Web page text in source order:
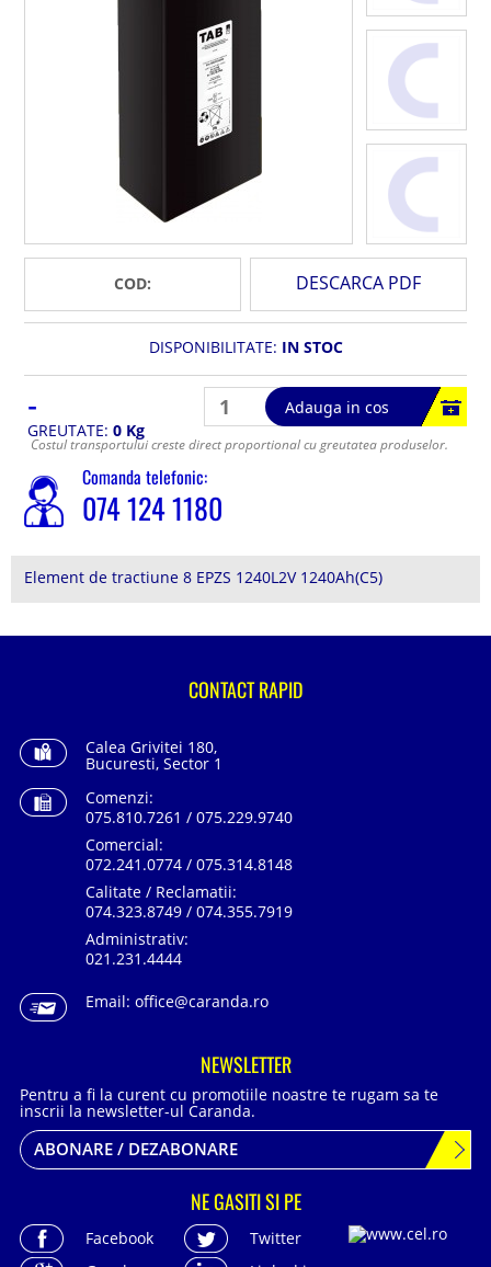
COD: DESCARCA PDF
DISPONIBILITATE: IN STOC
-
Adauga in cos
GREUTATE: 0 Kg
Costul transportului creste direct proportional cu greutatea produselor.
Comanda telefonic:
074 124 1180
Element de tractiune 8 EPZS 1240L2V 1240Ah(C5)
CONTACT RAPID
Calea Grivitei 180,
Bucuresti, Sector 1
Comenzi:
075.810.7261 / 075.229.9740
Comercial:
072.241.0774 / 075.314.8148
Calitate / Reclamatii:
074.323.8749 / 074.355.7919
Administrativ:
021.231.4444
Email: office@caranda.ro
NEWSLETTER
Pentru a fi la curent cu promotiile noastre te rugam sa te
inscrii la newsletter-ul Caranda.
ABONARE / DEZABONARE
NE GASITI SI PE
Facebook
Twitter